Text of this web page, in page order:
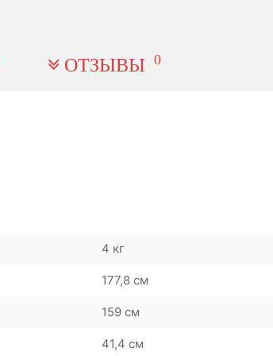
ОТЗЫВЫ 0
4 кг
177,8 см
159 см
41,4 см